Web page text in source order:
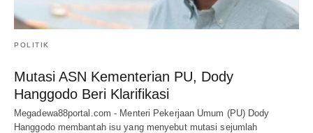
POLITIK
Mutasi ASN Kementerian PU, Dody
Hanggodo Beri Klarifikasi
Megadewa88portal.com - Menteri Pekerjaan Umum (PU) Dody
Hanggodo membantah isu yang menyebut mutasi sejumlah